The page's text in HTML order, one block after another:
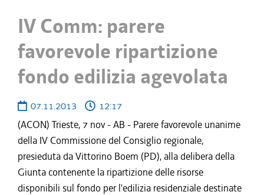
IV Comm: parere
favorevole ripartizione
fondo edilizia agevolata
07.11.2013
12:17
(ACON) Trieste, 7 nov - AB - Parere favorevole unanime
della IV Commissione del Consiglio regionale,
presieduta da Vittorino Boem (PD), alla delibera della
Giunta contenente la ripartizione delle risorse
disponibili sul fondo per l'edilizia residenziale destinate